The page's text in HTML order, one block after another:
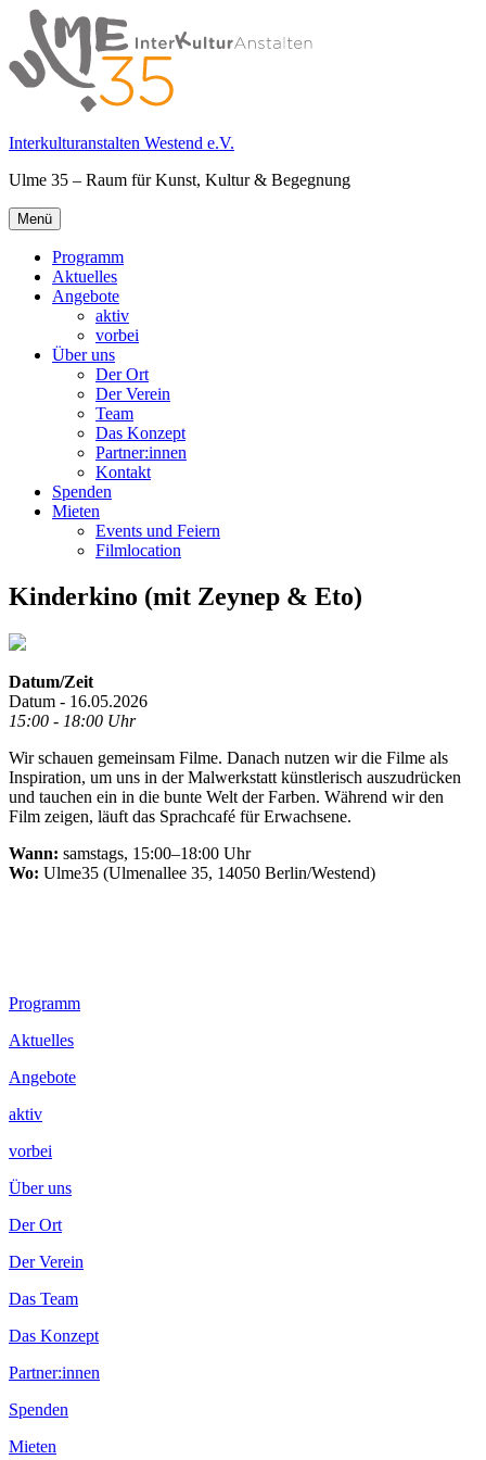
Springe
zum
Inhalt
Interkulturanstalten Westend e.V.
Ulme 35 – Raum für Kunst, Kultur & Begegnung
Primäres
Menü
Menü
Programm
Aktuelles
Angebote
aktiv
vorbei
Über uns
Der Ort
Der Verein
Team
Das Konzept
Partner:innen
Kontakt
Spenden
Mieten
Events und Feiern
Filmlocation
Kinderkino (mit Zeynep & Eto)
Datum/Zeit
Datum - 16.05.2026
15:00 - 18:00 Uhr
Wir schauen gemeinsam Filme. Danach nutzen wir die Filme als
Inspiration, um uns in der Malwerkstatt künstlerisch auszudrücken
und tauchen ein in die bunte Welt der Farben. Während wir den
Film zeigen, läuft das Sprachcafé für Erwachsene.
Wann: samstags, 15:00–18:00 Uhr
Wo: Ulme35 (Ulmenallee 35, 14050 Berlin/Westend)
Footer
Inhalt
Programm
Aktuelles
Angebote
aktiv
vorbei
Über uns
Der Ort
Der Verein
Das Team
Das Konzept
Partner:innen
Spenden
Mieten